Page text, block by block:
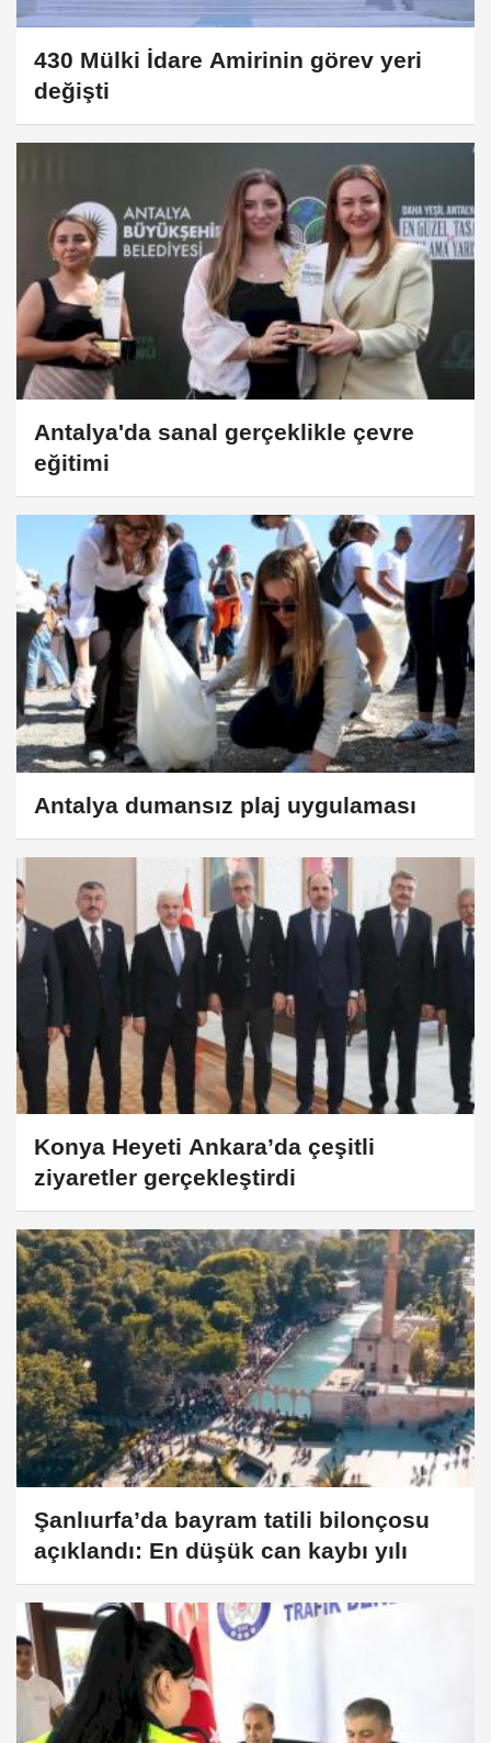
430 Mülki İdare Amirinin görev yeri
değişti
Antalya'da sanal gerçeklikle çevre
eğitimi
Antalya dumansız plaj uygulaması
Konya Heyeti Ankara’da çeşitli
ziyaretler gerçekleştirdi
Şanlıurfa’da bayram tatili bilonçosu
açıklandı: En düşük can kaybı yılı